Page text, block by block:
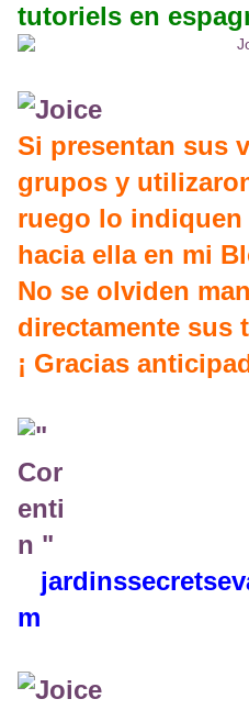
tutoriels en
Si presentan sus
grupos y
ruego lo indiquen
hacia ella en mi
No se olviden
directamente sus
¡ Gracias
jardinssecretse
m